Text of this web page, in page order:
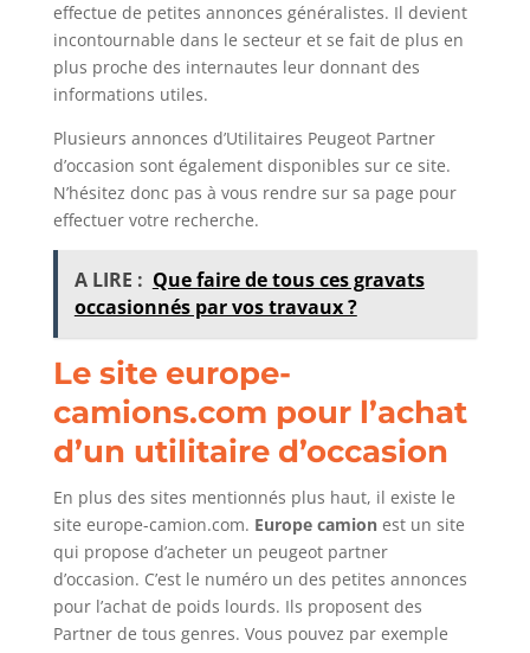
effectue de petites annonces généralistes. Il devient
incontournable dans le secteur et se fait de plus en
plus proche des internautes leur donnant des
informations utiles.
Plusieurs annonces d’Utilitaires Peugeot Partner
d’occasion sont également disponibles sur ce site.
N’hésitez donc pas à vous rendre sur sa page pour
effectuer votre recherche.
A LIRE : Que faire de tous ces gravats
occasionnés par vos travaux ?
Le site europe-
camions.com pour l’achat
d’un utilitaire d’occasion
En plus des sites mentionnés plus haut, il existe le
site europe-camion.com. Europe camionest un site
qui propose d’acheter un peugeot partner
d’occasion. C’est le numéro un des petites annonces
pour l’achat de poids lourds. Ils proposent des
Partner de tous genres. Vous pouvez par exemple